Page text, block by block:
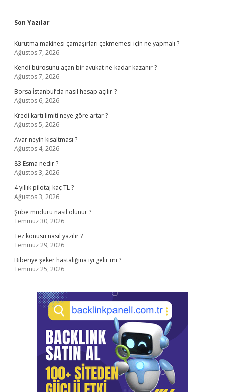
Sidebar
Son Yazılar
Kurutma makinesi çamaşırları çekmemesi için ne yapmalı ?
Ağustos 7, 2026
Kendi bürosunu açan bir avukat ne kadar kazanır ?
Ağustos 7, 2026
Borsa İstanbul’da nasıl hesap açılır ?
Ağustos 6, 2026
Kredi kartı limiti neye göre artar ?
Ağustos 5, 2026
Avar neyin kısaltması ?
Ağustos 4, 2026
83 Esma nedir ?
Ağustos 3, 2026
4 yıllık pilotaj kaç TL ?
Ağustos 3, 2026
Şube müdürü nasıl olunur ?
Temmuz 30, 2026
Tez konusu nasıl yazılır ?
Temmuz 29, 2026
Biberiye şeker hastalığına iyi gelir mi ?
Temmuz 25, 2026